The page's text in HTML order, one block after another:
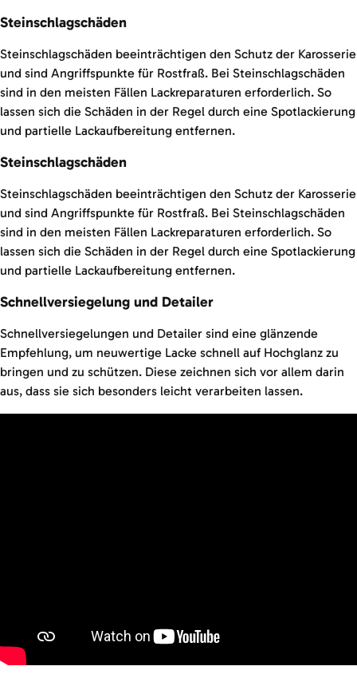
Steinschlagschäden
Steinschlagschäden beeinträchtigen den Schutz der Karosserie
und sind Angriffspunkte für Rostfraß. Bei Steinschlagschäden
sind in den meisten Fällen Lackreparaturen erforderlich. So
lassen sich die Schäden in der Regel durch eine Spotlackierung
und partielle Lackaufbereitung entfernen.
Steinschlagschäden
Steinschlagschäden beeinträchtigen den Schutz der Karosserie
und sind Angriffspunkte für Rostfraß. Bei Steinschlagschäden
sind in den meisten Fällen Lackreparaturen erforderlich. So
lassen sich die Schäden in der Regel durch eine Spotlackierung
und partielle Lackaufbereitung entfernen.
Schnellversiegelung und Detailer
Schnellversiegelungen und Detailer sind eine glänzende
Empfehlung, um neuwertige Lacke schnell auf Hochglanz zu
bringen und zu schützen. Diese zeichnen sich vor allem darin
aus, dass sie sich besonders leicht verarbeiten lassen.